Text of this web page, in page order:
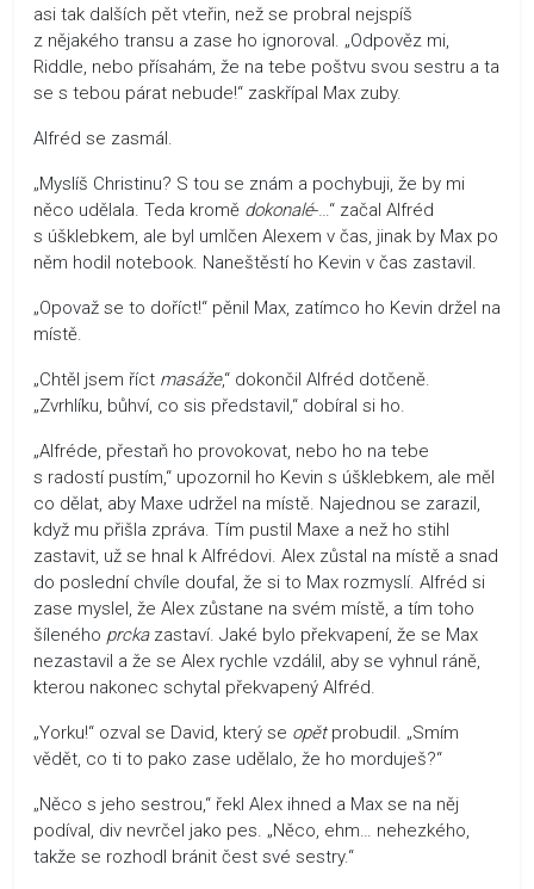
asi tak dalších pět vteřin, než se probral nejspíš
z nějakého transu a zase ho ignoroval. „Odpověz mi,
Riddle, nebo přísahám, že na tebe poštvu svou sestru a ta
se s tebou párat nebude!“ zaskřípal Max zuby.
Alfréd se zasmál.
„Myslíš Christinu? S tou se znám a pochybuji, že by mi
něco udělala. Teda kromě dokonalé-…“ začal Alfréd
s úšklebkem, ale byl umlčen Alexem v čas, jinak by Max po
něm hodil notebook. Naneštěstí ho Kevin v čas zastavil.
„Opovaž se to doříct!“ pěnil Max, zatímco ho Kevin držel na
místě.
„Chtěl jsem říct masáže,“ dokončil Alfréd dotčeně.
„Zvrhlíku, bůhví, co sis představil,“ dobíral si ho.
„Alfréde, přestaň ho provokovat, nebo ho na tebe
s radostí pustím,“ upozornil ho Kevin s úšklebkem, ale měl
co dělat, aby Maxe udržel na místě. Najednou se zarazil,
když mu přišla zpráva. Tím pustil Maxe a než ho stihl
zastavit, už se hnal k Alfrédovi. Alex zůstal na místě a snad
do poslední chvíle doufal, že si to Max rozmyslí. Alfréd si
zase myslel, že Alex zůstane na svém místě, a tím toho
šíleného prcka zastaví. Jaké bylo překvapení, že se Max
nezastavil a že se Alex rychle vzdálil, aby se vyhnul ráně,
kterou nakonec schytal překvapený Alfréd.
„Yorku!“ ozval se David, který se opětprobudil. „Smím
vědět, co ti to pako zase udělalo, že ho morduješ?“
„Něco s jeho sestrou,“ řekl Alex ihned a Max se na něj
podíval, div nevrčel jako pes. „Něco, ehm… nehezkého,
takže se rozhodl bránit čest své sestry.“